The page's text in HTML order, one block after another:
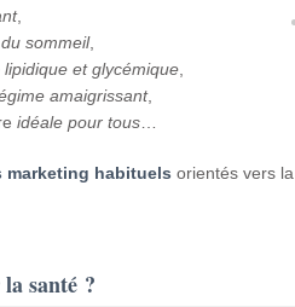
,
sommeil,
lipidique et glycémique,
amaigrissant,
idéale pour tous…
marketing habituels orientés vers
santé ?